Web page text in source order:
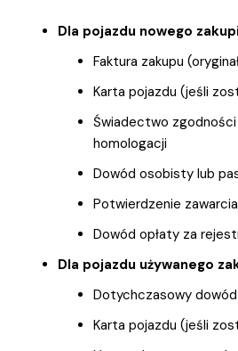
Dla pojazdu nowego
Faktura zakupu
Karta pojazdu (jeśli
Świadectwo
homologacji
Dowód osobisty lub
Potwierdzenie
Dowód opłaty za
Dla pojazdu używanego
Dotychczasowy
Karta pojazdu (jeśli